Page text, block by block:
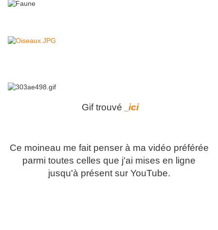
Gif trouvé ici
Ce moineau me fait penser à ma vidéo préférée
parmi toutes celles que j'ai mises en ligne
jusqu'à présent sur YouTube.